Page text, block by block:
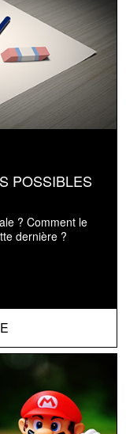
POSSIBLES
? Comment le
dernière ?